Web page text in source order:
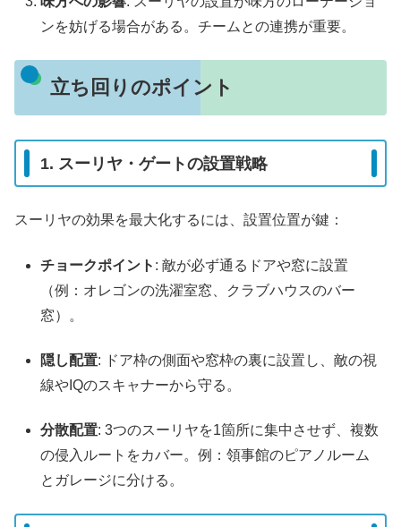
ンを妨げる場合がある。チームとの連携が重要。
立ち回りのポイント
1. スーリヤ・ゲートの設置戦略
スーリヤの効果を最大化するには、設置位置が鍵：
チョークポイント : 敵が必ず通るドアや窓に設置
（例：オレゴンの洗濯室窓、クラブハウスのバー
窓）。
隠し配置: ドア枠の側面や窓枠の裏に設置し、敵の視
線やIQのスキャナーから守る。
分散配置: 3つのスーリヤを1箇所に集中させず、複数
の侵入ルートをカバー。例：領事館のピアノルーム
とガレージに分ける。